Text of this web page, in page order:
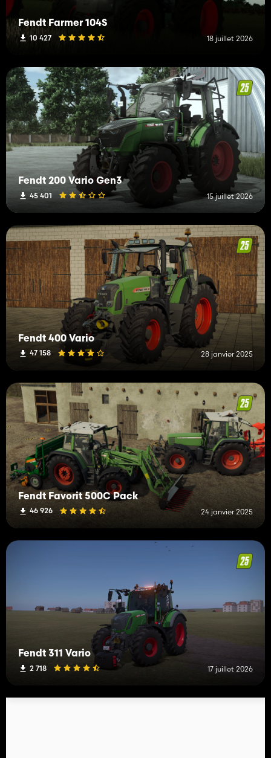
Fendt Farmer 104S
10 427 18 juillet 2026
Fendt 200 Vario Gen3
45 401 15 juillet 2026
Fendt 400 Vario
47 158 28 janvier 2025
Fendt Favorit 500C Pack
46 926 24 janvier 2025
Fendt 311 Vario
2 718 17 juillet 2026